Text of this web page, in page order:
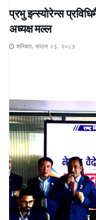
प्रभु इन्स्योरेन्स
अध्यक्ष मल्ल
शनिबार, साउन २३, २०८३